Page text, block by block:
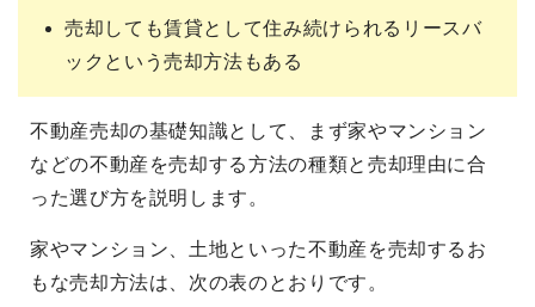
売却しても賃貸として住み続けられるリースバ
ックという売却方法もある
不動産売却の基礎知識として、まず家やマンション
などの不動産を売却する方法の種類と売却理由に合
った選び方を説明します。
家やマンション、土地といった不動産を売却するお
もな売却方法は、次の表のとおりです。